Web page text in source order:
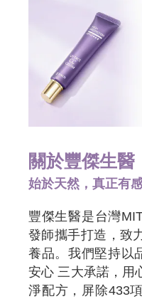
關於豐傑生醫
始於天然，真正有
豐傑生醫是台灣
發師攜手打造，致
養品。我們堅持以
安心 三大承諾，用
淨配方，屏除433